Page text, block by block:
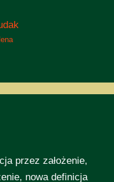
przez założenie,
nowa definicja